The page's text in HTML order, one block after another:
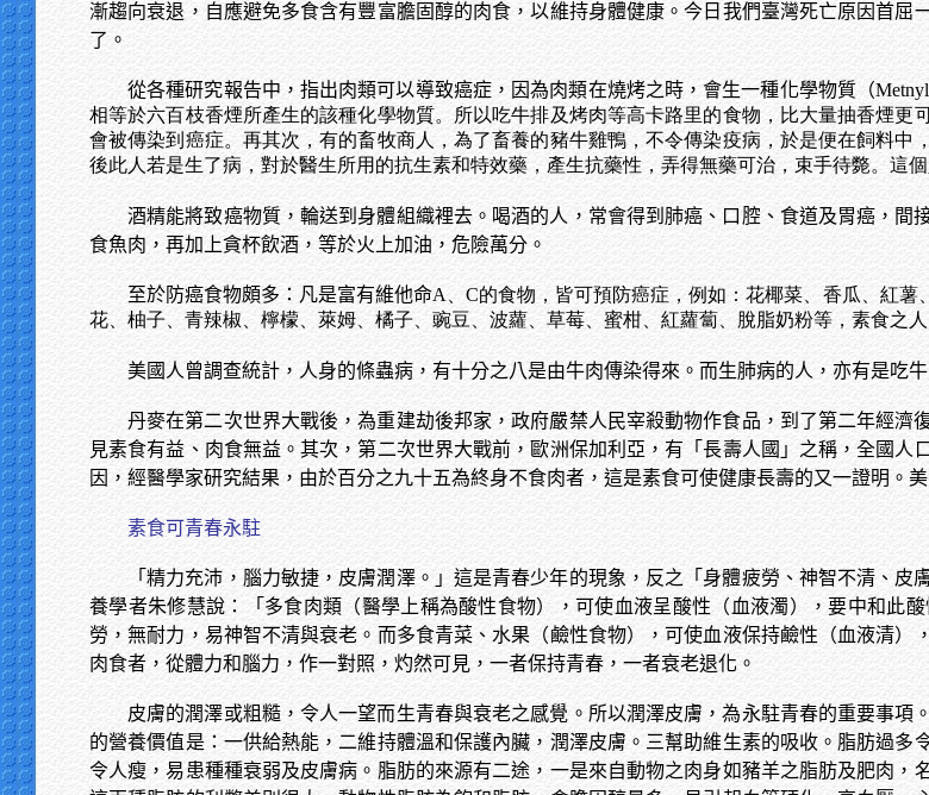
漸趨向衰退，自應避免多食含有豐富膽固醇的肉食，以維持身體健康。今日我們臺灣死亡原因首
了。
從各種研究報告中，指出肉類可以導致癌症，因為肉類在燒烤之時，會生一種化學物質（
相等於六百枝香煙所產生的該種化學物質。所以吃牛排及烤肉等高卡路里的食物，比大量抽香煙
會被傳染到癌症。再其次，有的畜牧商人，為了畜養的豬牛雞鴨，不令傳染疫病，於是便在飼料
後此人若是生了病，對於醫生所用的抗生素和特效藥，產生抗藥性，弄得無藥可治，束手待斃。這
酒精能將致癌物質，輪送到身體組織裡去。喝酒的人，常會得到肺癌、口腔、食道及胃癌，
食魚肉，再加上貪杯飲酒，等於火上加油，危險萬分。
至於防癌食物頗多：凡是富有維他命A、C的食物，皆可預防癌症，例如：花椰菜、香瓜、紅
花、柚子、青辣椒、檸檬、萊姆、橘子、豌豆、波蘿、草莓、蜜柑、紅蘿蔔、脫脂奶粉等，素食之人
美國人曾調查統計，人身的條蟲病，有十分之八是由牛肉傳染得來。而生肺病的人，亦有是吃
丹麥在第二次世界大戰後，為重建劫後邦家，政府嚴禁人民宰殺動物作食品，到了第二年經
見素食有益、肉食無益。其次，第二次世界大戰前，歐洲保加利亞，有「長壽人國」之稱，全國
因，經醫學家研究結果，由於百分之九十五為終身不食肉者，這是素食可使健康長壽的又一證明。
素食可青春永駐
「精力充沛，腦力敏捷，皮膚潤澤。」這是青春少年的現象，反之「身體疲勞、神智不清、
養學者朱修慧說：「多食肉類（醫學上稱為酸性食物），可使血液呈酸性（血液濁），要中和此
勞，無耐力，易神智不清與衰老。而多食青菜、水果（鹼性食物），可使血液保持鹼性（血液清
肉食者，從體力和腦力，作一對照，灼然可見，一者保持青春，一者衰老退化。
皮膚的潤澤或粗糙，令人一望而生青春與衰老之感覺。所以潤澤皮膚，為永駐青春的重要事
的營養價值是：一供給熱能，二維持體溫和保護內臟，潤澤皮膚。三幫助維生素的吸收。脂肪過
令人瘦，易患種種衰弱及皮膚病。脂肪的來源有二途，一是來自動物之肉身如豬羊之脂肪及肥肉